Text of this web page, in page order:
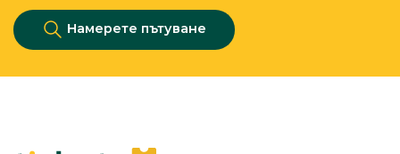
Намерете пътуване